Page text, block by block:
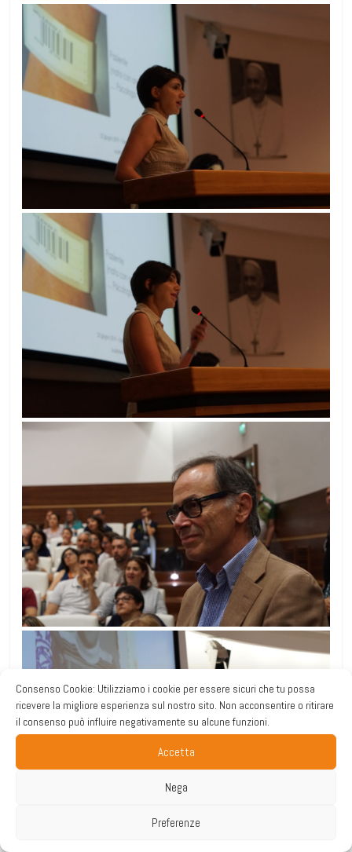
Consenso Cookie: Utilizziamo i cookie per essere sicuri che tu possa
ricevere la migliore esperienza sul nostro sito. Non acconsentire o ritirare
il consenso può influire negativamente su alcune funzioni.
Accetta
Nega
Preferenze